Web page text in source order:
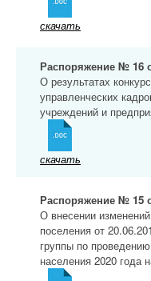
скачать
Распоряжение № 16
О результатах
управленческих
учреждений и
скачать
Распоряжение № 15
О внесении
поселения от
группы по
населения 2020 года